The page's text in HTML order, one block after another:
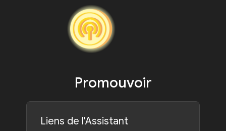
Promouvoir
Liens de l'Assistant